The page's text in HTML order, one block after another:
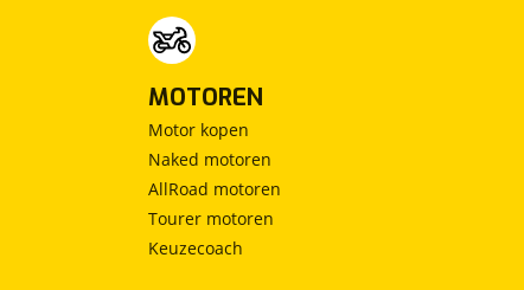
MOTOREN
Motor kopen
Naked motoren
AllRoad motoren
Tourer motoren
Keuzecoach